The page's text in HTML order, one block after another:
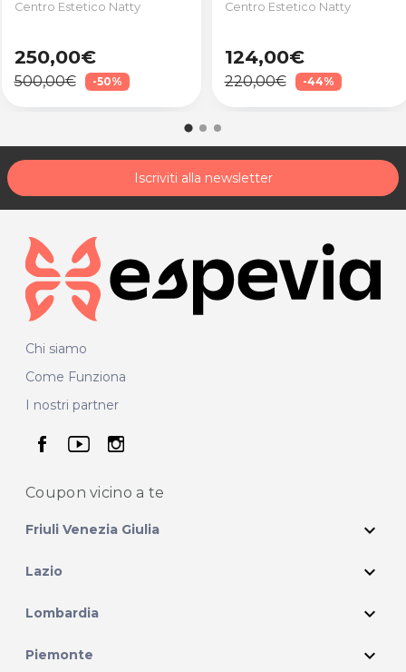
Centro Estetico Natty
250,00€
500,00€ -50%
Centro Estetico Natty
124,00€
220,00€ -44%
Iscriviti alla newsletter
Chi siamo
Come Funziona
I nostri partner
seguici su facebook
seguici su youtube
seguici su instagram
Coupon vicino a te
Friuli Venezia Giulia expand_more
Lazio expand_more
Lombardia expand_more
Piemonte expand_more